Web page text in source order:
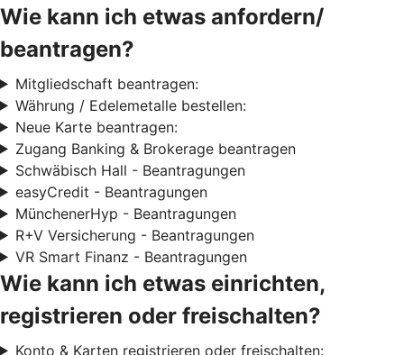
Wie kann ich etwas anfordern/
beantragen?
Mitgliedschaft beantragen:
Währung / Edelemetalle bestellen:
Neue Karte beantragen:
Zugang Banking & Brokerage beantragen
Schwäbisch Hall - Beantragungen
easyCredit - Beantragungen
MünchenerHyp - Beantragungen
R+V Versicherung - Beantragungen
VR Smart Finanz - Beantragungen
Wie kann ich etwas einrichten,
registrieren oder freischalten?
Konto & Karten registrieren oder freischalten: